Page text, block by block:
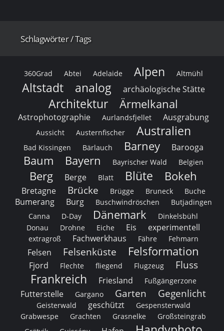
Schlagwörter / Tags
360Grad Abtei Adelaide Alpen Altmühl
Altstadt analog archäologische Stätte
Architektur Ärmelkanal
Astrophotographie Aurlandsfjellet Ausgrabung
Aussicht Austernfischer Australien
Bad Kissingen Bärlauch Barney Barooga
Baum Bayern Bayrischer Wald Belgien
Berg Berge Blatt Blüte Bokeh
Bretagne Brücke Brügge Bruneck Buche
Bumerang Burg Buschwindröschen
Butjadingen
Canna
D-Day Dänemark
Dinkelsbühl
Donau
Drohne Eiche Eis experimentell
extragroß Fachwerkhaus Fähre Fehmarn
Felsen Felsenküste Felsformation
Fjord Flechte fliegend Flugzeug Fluss
Frankreich Friesland Fußgängerzone
Futterstelle Gargano Garten Gegenlicht
Geisterwald geschützt
Gespensterwald
Grabwespe
Grachten Grasnelke
Großsteingrab